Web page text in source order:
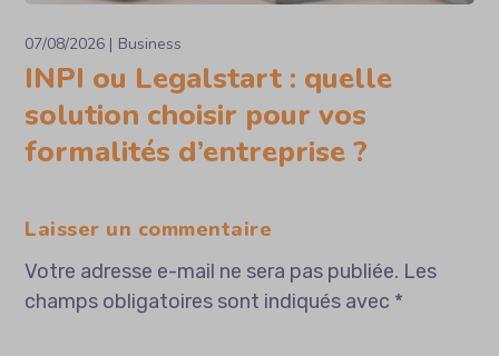
07/08/2026 Business
INPI ou Legalstart : quelle
solution choisir pour vos
formalités d’entreprise ?
Laisser un commentaire
Votre adresse e-mail ne sera pas publiée. Les
champs obligatoires sont indiqués avec *